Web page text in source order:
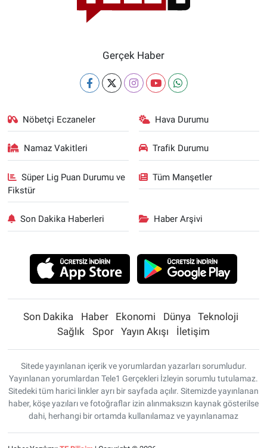
Gerçek Haber
Nöbetçi Eczaneler Hava Durumu
Namaz Vakitleri Trafik Durumu
Süper Lig Puan Durumu ve
Fikstür
Tüm Manşetler
Son Dakika Haberleri Haber Arşivi
Son Dakika Haber Ekonomi Dünya
Teknoloji
Sağlık
Spor Yayın Akışı İletişim
Sitede yayınlanan içerik ve yorumlardan yazarları sorumludur.
Yayınlanan yorumlardan Tele1 Gerçekleri İzleyin sorumlu tutulamaz.
Sitedeki tüm harici linkler ayrı bir sayfada açılır. Sitemizde yayınlanan
haber, köşe yazıları ve fotoğraflar izin alınmaksızın kaynak gösterilse
dahi, herhangi bir ortamda kullanılamaz ve yayınlanamaz